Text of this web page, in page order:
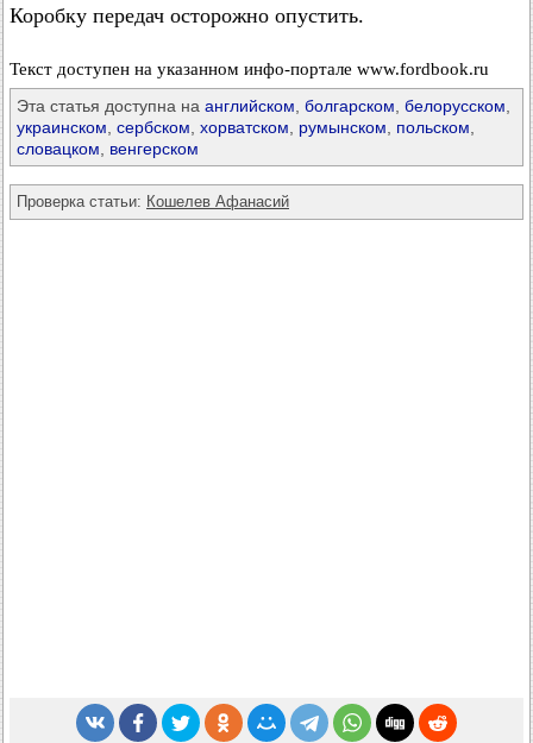
Коробку передач осторожно опустить.
Текст доступен на указанном инфо-портале www.fordbook.ru
Эта статья доступна на английском болгарском белорусском
украинском сербском хорватском румынском польском
словацком
венгерском
Проверка статьи: Кошелев Афанасий